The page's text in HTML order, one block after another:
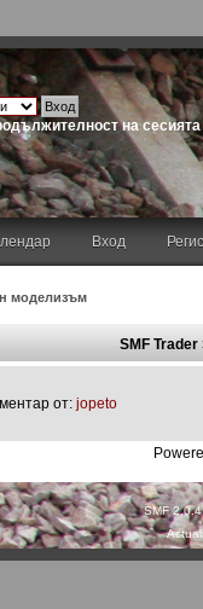
на сесията
Вход
моделизъм
SMF
от: jopeto
SMF 2.0.4